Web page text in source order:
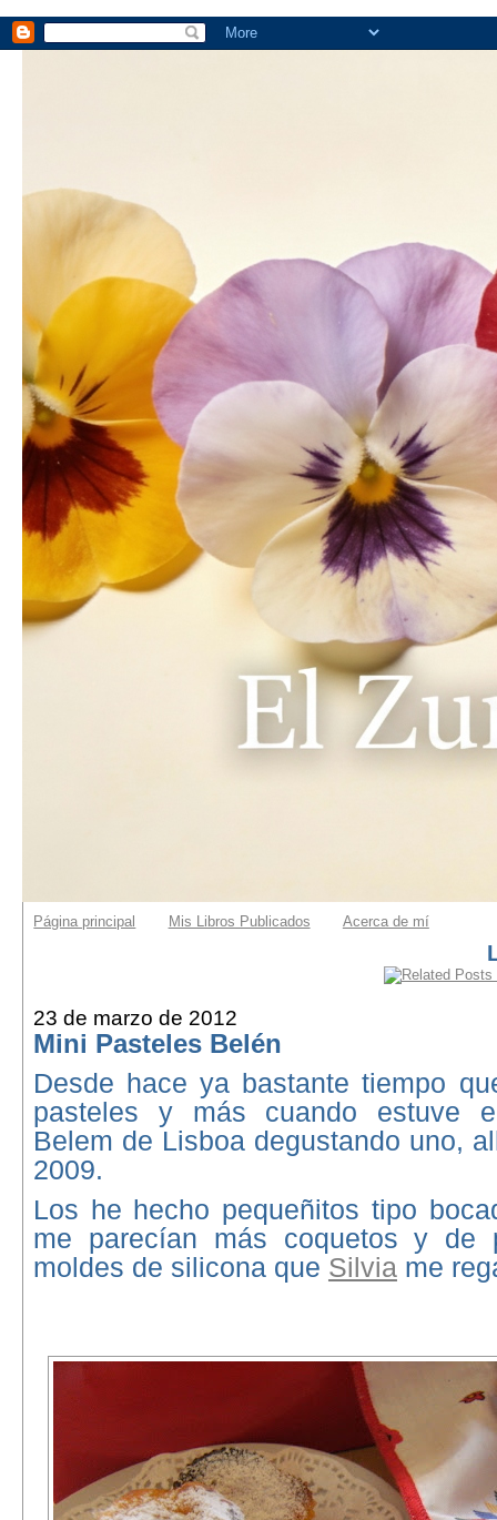
Página principal Mis Libros Publicados Acerca de mí
23 de marzo de 2012
Mini Pasteles Belén
Desde hace ya bastante tiempo
pasteles y más cuando estuve
Belem de Lisboa degustando uno,
2009.
Los he hecho pequeñitos tipo
me parecían más coquetos y de
moldes de silicona que Silvia me